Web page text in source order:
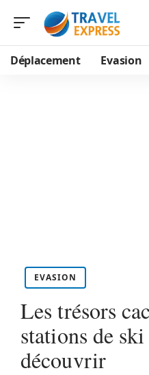
Déplacement Evasion
EVASION
Les trésors
stations de
découvrir